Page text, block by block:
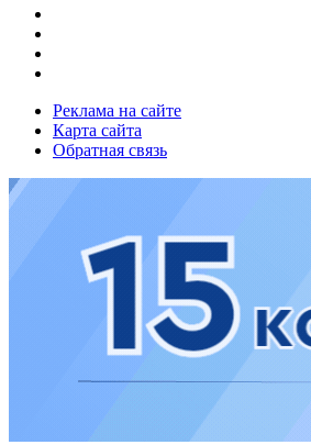
Реклама на сайте
Карта сайта
Обратная связь